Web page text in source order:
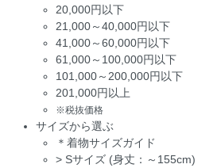
20,000円以下
21,000～40,000円以下
41,000～60,000円以下
61,000～100,000円以下
101,000～200,000円以下
201,000円以上
※税抜価格
サイズから選ぶ
＊着物サイズガイド
> Sサイズ (身丈：～155cm)